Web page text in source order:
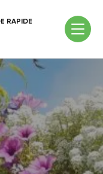
RAPIDE